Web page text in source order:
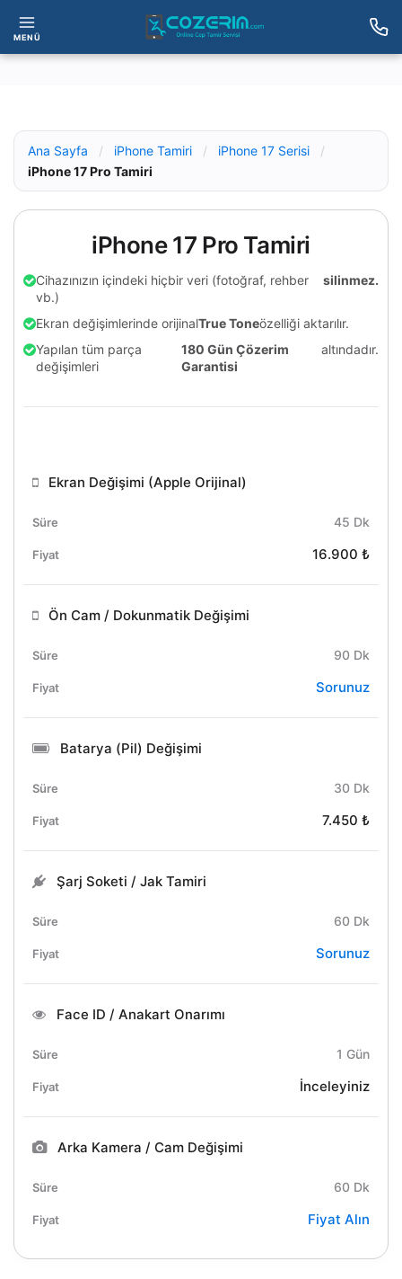
MENÜ
Ana Sayfa / iPhone Tamiri / iPhone 17 Serisi
/
iPhone 17 Pro Tamiri
iPhone 17 Pro Tamiri
Cihazınızın içindeki hiçbir veri (fotoğraf, rehber
vb.)
silinmez.
Ekran değişimlerinde orijinalTrue Toneözelliği aktarılır.
Yapılan tüm parça
değişimleri
180 Gün Çözerim
Garantisi
altındadır.
Ekran Değişimi (Apple Orijinal)
45 Dk
16.900 ₺
Ön Cam / Dokunmatik Değişimi
90 Dk
Sorunuz
Batarya (Pil) Değişimi
30 Dk
7.450 ₺
Şarj Soketi / Jak Tamiri
60 Dk
Sorunuz
Face ID / Anakart Onarımı
1 Gün
İnceleyiniz
Arka Kamera / Cam Değişimi
60 Dk
Fiyat Alın